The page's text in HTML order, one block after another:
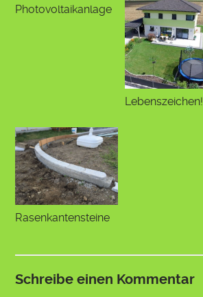
Photovoltaikanlage
Lebenszeichen!
Rasenkantensteine
Schreibe einen Kommentar